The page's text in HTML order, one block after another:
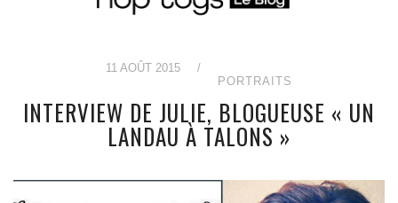
11 AOÛT 2015
/
PORTRAITS
INTERVIEW DE JULIE, BLOGUEUSE « UN
LANDAU À TALONS »